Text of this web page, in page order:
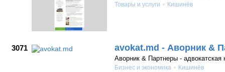
Товары и услуги Кишинёв
3071 avokat.md - Аворник &
Аворник & Партнеры - адвокатская
Бизнес и экономика Кишинёв